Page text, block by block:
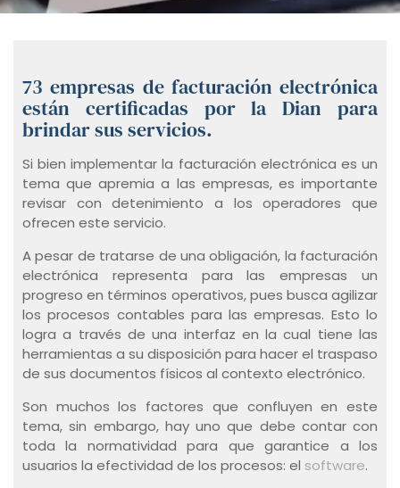
73 empresas de facturación electrónica
están certificadas por la Dian para
brindar sus servicios.
Si bien implementar la facturación electrónica es un
tema que apremia a las empresas, es importante
revisar con detenimiento a los operadores que
ofrecen este servicio.
A pesar de tratarse de una obligación, la facturación
electrónica representa para las empresas un
progreso en términos operativos, pues busca agilizar
los procesos contables para las empresas. Esto lo
logra a través de una interfaz en la cual tiene las
herramientas a su disposición para hacer el traspaso
de sus documentos físicos al contexto electrónico.
Son muchos los factores que confluyen en este
tema, sin embargo, hay uno que debe contar con
toda la normatividad para que garantice a los
usuarios la efectividad de los procesos: el software.